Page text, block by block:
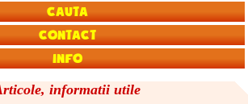
Cauta
Contact
Info
informatii utile